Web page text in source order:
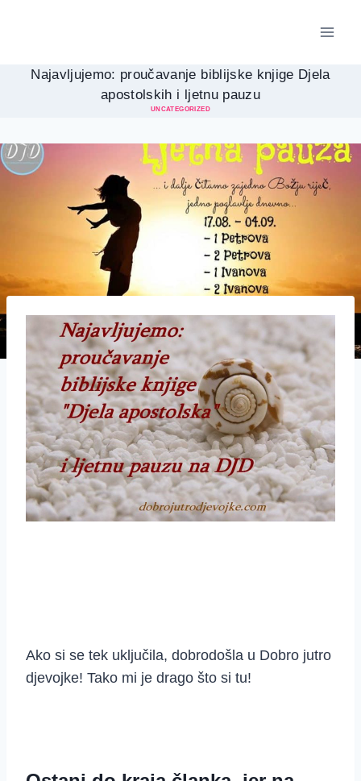
Najavljujemo: proučavanje biblijske knjige Djela
apostolskih i ljetnu pauzu
UNCATEGORIZED
Ako si se tek uključila, dobrodošla u Dobro jutro
djevojke! Tako mi je drago što si tu!